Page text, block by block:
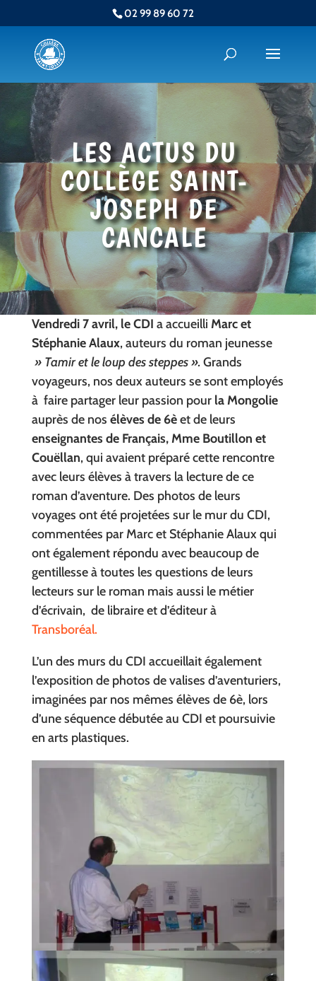
02 99 89 60 72
LES ACTUS DU
COLLÈGE SAINT-
JOSEPH DE
CANCALE
Vendredi 7 avril, le CDI a accueilli Marc et
Stéphanie Alaux, auteurs du roman jeunesse
» Tamir et le loup des steppes ».Grands
voyageurs, nos deux auteurs se sont employés
à faire partager leur passion pour la Mongolie
auprès de nos élèves de 6èet de leurs
enseignantes de Français, Mme Boutillon et
Couëllan, qui avaient préparé cette rencontre
avec leurs élèves à travers la lecture de ce
roman d’aventure. Des photos de leurs
voyages ont été projetées sur le mur du CDI,
commentées par Marc et Stéphanie Alaux qui
ont également répondu avec beaucoup de
gentillesse à toutes les questions de leurs
lecteurs sur le roman mais aussi le métier
d’écrivain, de libraire et d’éditeur à
Transboréal.
L’un des murs du CDI accueillait également
l’exposition de photos de valises d’aventuriers,
imaginées par nos mêmes élèves de 6è, lors
d’une séquence débutée au CDI et poursuivie
en arts plastiques.